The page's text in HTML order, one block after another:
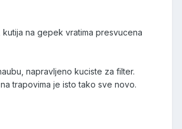
na gepek vratima presvucena
napravljeno kuciste za filter.
trapovima je isto tako sve novo.